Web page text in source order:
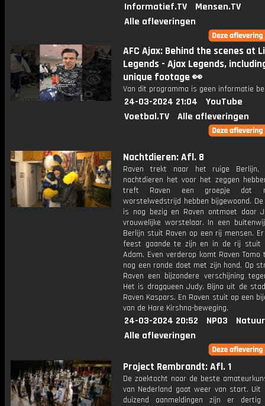
Informatief.TV
Mensen.TV
Alle afleveringen
AFC Ajax: Behind the scenes at
Legends - Ajax Legends,
unique footage 👀
Van dit programma is geen informatie
24-03-2024 21:04
YouTube
Voetbal.TV
Alle afleveringen
Nachtdieren: Afl. 8
Raven trekt naar het ruige Berlijn,
nachtdieren het voor het zeggen
treft Raven een groepje dat
worstelwedstrijd hebben bijgewoond.
is nog bezig en Raven ontmoet daar
vrouwelijke worstelaar. In een
Berlijn stuit Raven op een rij mensen.
feest gaande te zijn en in de rij stuit
Adam. Even verderop komt Raven Tomo
nog een ronde doet met zijn hond. Op
Raven een bijzondere verschijning
Het is dragqueen Judy. Bijna uit de
Raven Kaspars. En Raven stuit op een
van de Hare Kirshna-beweging.
24-03-2024 20:52 NPO3
Alle afleveringen
Project Rembrandt: Afl. 1
De zoektocht naar de beste
van Nederland gaat weer van start. Uit
duizend aanmeldingen zijn er dertig